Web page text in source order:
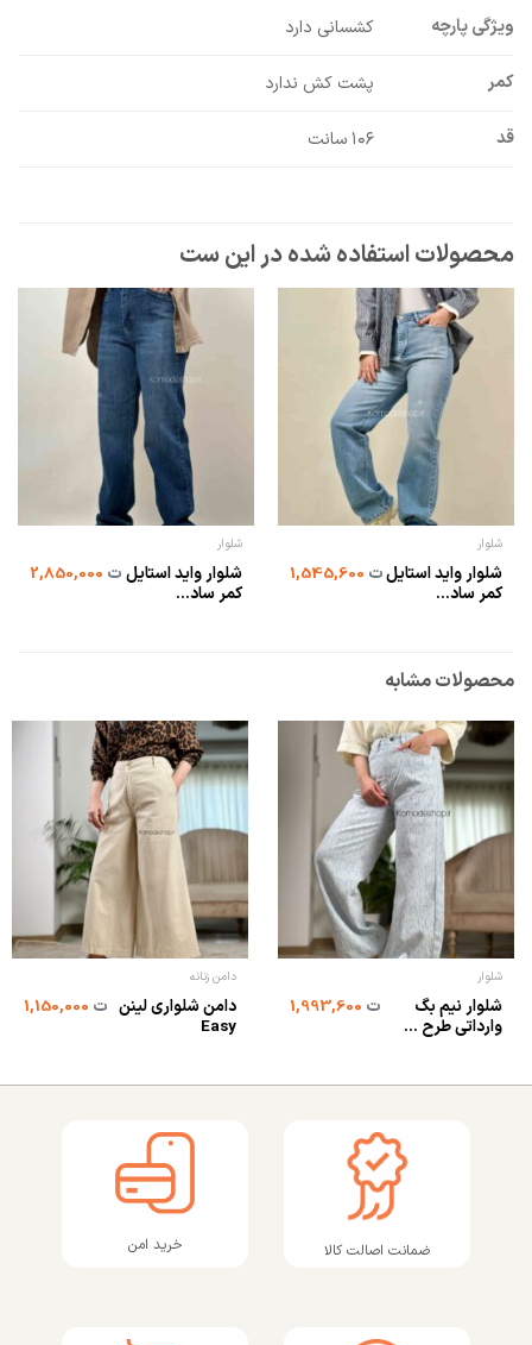
ویژگی پارچه کشسانی دارد
کمر پشت کش ندارد
قد ۱۰۶ سانت
شلوار
شلوار واید استایل
کمر ساد...
ت1,545,600
شلوار
شلوار واید استایل
کمر ساد...
ت2,850,000
محصولات مشابه
شلوار
شلوار نیم بگ
وارداتی طرح ...
ت1,993,600
دامن زنانه
دامن شلواری لینن
Easy
ت1,150,000
ضمانت اصالت کالا خرید امن